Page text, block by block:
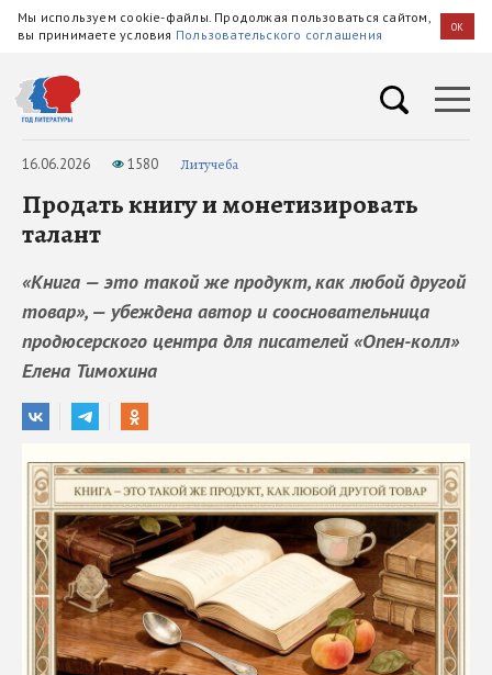
Мы используем cookie-файлы. Продолжая пользоваться сайтом,
вы принимаете условия Пользовательского соглашения OK
16.06.2026 1580 Литучеба
Продать книгу и монетизировать
талант
«Книга — это такой же продукт, как любой другой
товар», — убеждена автор и соосновательница
продюсерского центра для писателей «Опен-колл»
Елена Тимохина